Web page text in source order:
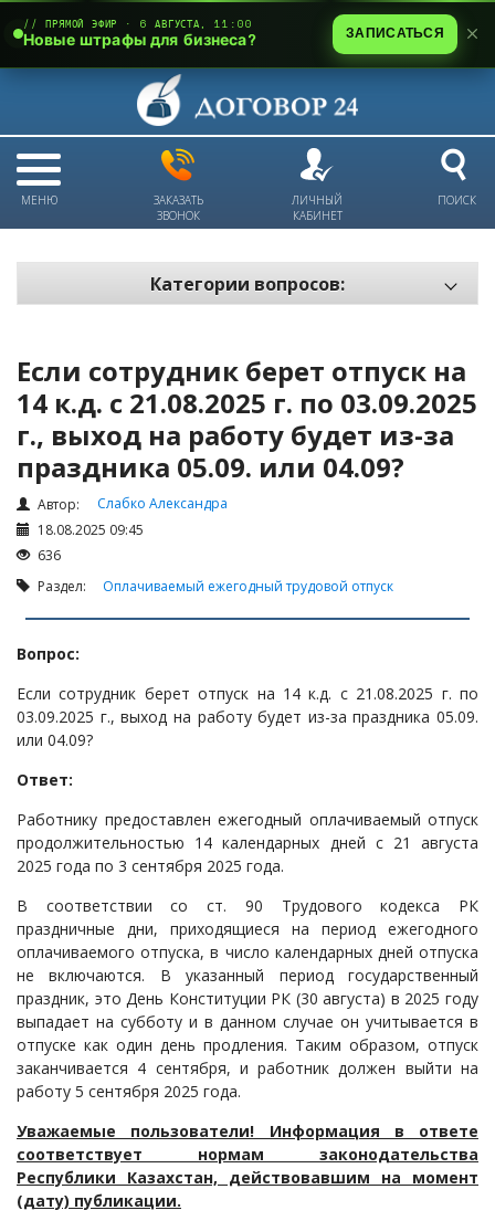
МЕНЮ
ЗАКАЗАТЬ
ЗВОНОК
ЛИЧНЫЙ
КАБИНЕТ
ПОИСК
Категории вопросов:
Техника безопасности и охрана труда
Антикризис: трудовые отношения
Антикризис: долги и обязательства
Налоги и Налогообложение
Трудовые отношения
Возмещение ущерба
Проверка государственных органов
Взыскание долга
Государственные закупки
Предварительный квалификационный отбор «Самрук-
Қазына» (ПКО)
Некоммерческие организации
Лицензирование (разрешения и уведомления)
Исполнительное производство
Судопроизводство
Ответы государственных органов
Если сотрудник берет отпуск на
14 к.д. с 21.08.2025 г. по 03.09.2025
г., выход на работу будет из-за
праздника 05.09. или 04.09?
Автор:
Слабко Александра
18.08.2025 09:45
636
Раздел: Оплачиваемый ежегодный трудовой отпуск
Вопрос:
Если сотрудник берет отпуск на 14 к.д. с 21.08.2025 г. по
03.09.2025 г., выход на работу будет из-за праздника 05.09.
или 04.09?
Ответ:
Работнику предоставлен ежегодный оплачиваемый отпуск
продолжительностью 14 календарных дней с 21 августа
2025 года по 3 сентября 2025 года.
В соответствии со ст. 90 Трудового кодекса РК
праздничные дни, приходящиеся на период ежегодного
оплачиваемого отпуска, в число календарных дней отпуска
не включаются. В указанный период государственный
праздник, это День Конституции РК (30 августа) в 2025 году
выпадает на субботу и в данном случае он учитывается в
отпуске как один день продления. Таким образом, отпуск
заканчивается 4 сентября, и работник должен выйти на
работу 5 сентября 2025 года.
Уважаемые пользователи! Информация в ответе
соответствует нормам законодательства
Республики Казахстан, действовавшим на момент
(дату) публикации.
// ПРЯМОЙ ЭФИР · 6 АВГУСТА, 11:00
Новые штрафы для бизнеса? ЗАПИСАТЬСЯ